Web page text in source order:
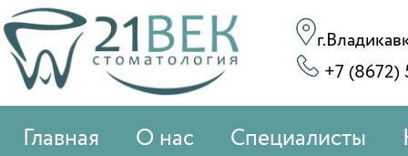
+7 (8672)
Главная О нас Специалисты